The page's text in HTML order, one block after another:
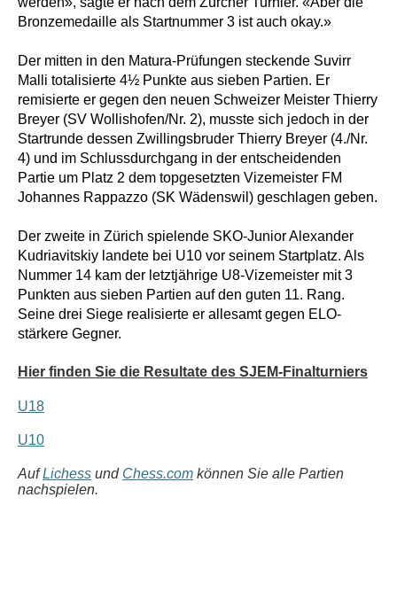
Bronzemedaille a ls Startnummer 3 ist auch okay.»
Der mitten in den Matura-Prüfungen steckende Suvirr
Malli totalisierte 4½ Punkte aus sieben Partien. Er
remisierte er gegen den neuen Schweizer Meister Thierry
Breyer (SV Wollishofen/Nr. 2), musste sich jedoch in der
Startrunde dessen Zwillingsbruder Thierry Breyer (4./Nr.
4) und im Schlussdurchgang in der entscheidenden
Partie um Platz 2 dem topgesetzten Vizemeister FM
Johannes Rappazzo (SK Wädenswil) geschlagen geben.
Der zweite in Zürich spielende SKO-Junior Alexander
Kudriavitskiy landete bei U10 vor seinem Startplatz. Als
Nummer 14 kam der letztjährige U8-Vizemeister mit 3
Punkten aus sieben Partien auf den guten 11. Rang.
Seine drei Siege realisierte er allesamt gegen ELO-
stärkere Gegner.
Hier finden Sie die Resultate des SJEM-Finalturniers
U18
U10
AufLichess und Chess.com können Sie alle Partien
nachspielen.